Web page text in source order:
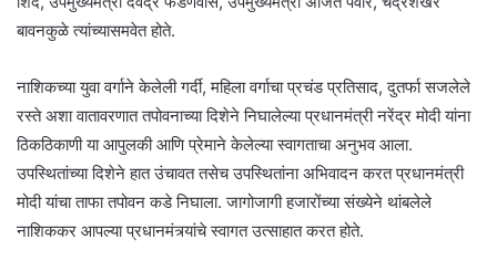
बावनकुळे त्यांच्यासमवेत होते.
नाशिकच्या युवा वर्गाने केलेली गर्दी, महिला वर्गाचा प्रचंड प्रतिसाद, दुतर्फा सजलेले
रस्ते अशा वातावरणात तपोवनाच्या दिशेने निघालेल्या प्रधानमंत्री नरेंद्र मोदी यांना
ठिकठिकाणी या आपुलकी आणि प्रेमाने केलेल्या स्वागताचा अनुभव आला.
उपस्थितांच्या दिशेने हात उंचावत तसेच उपस्थितांना अभिवादन करत प्रधानमंत्री
मोदी यांचा ताफा तपोवन कडे निघाला. जागोजागी हजारोंच्या संख्येने थांबलेले
नाशिककर आपल्या प्रधानमंत्र्यांचे स्वागत उत्साहात करत होते.